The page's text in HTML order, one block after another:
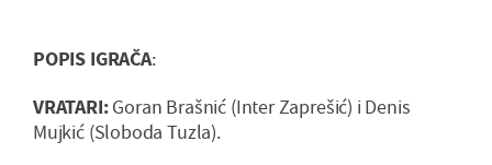
POPIS IGRAČA:
VRATARI:Goran Brašnić (Inter Zaprešić) i Denis
Mujkić (Sloboda Tuzla).